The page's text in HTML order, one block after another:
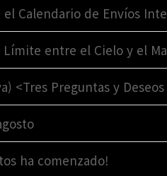
Calendario de Envíos
Límite entre el Cielo y el
<Tres Preguntas y
ha comenzado!